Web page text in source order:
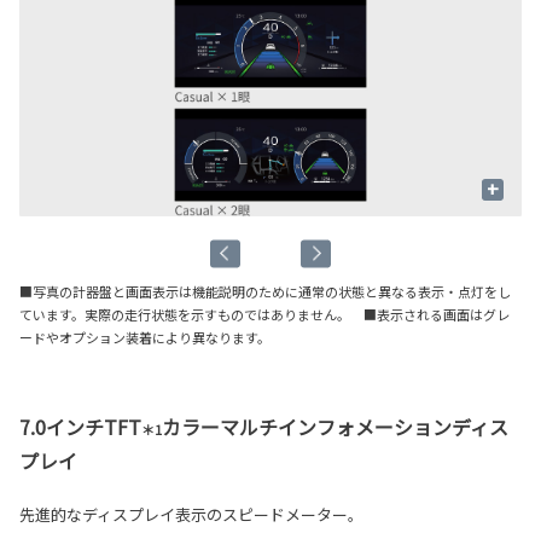
+
■写真の計器盤と画面表示は機能説明のために通常の状態と異なる表示・点灯をし
ています。実際の走行状態を示すものではありません。 ■表示される画面はグレ
ードやオプション装着により異なります。
7.0インチTFT＊1カラーマルチインフォメーションディス
プレイ
先進的なディスプレイ表示のスピードメーター。